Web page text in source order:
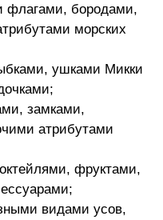
флагами, бородами,
морских
ушками Микки
замками,
атрибутами
фруктами,
видами усов,